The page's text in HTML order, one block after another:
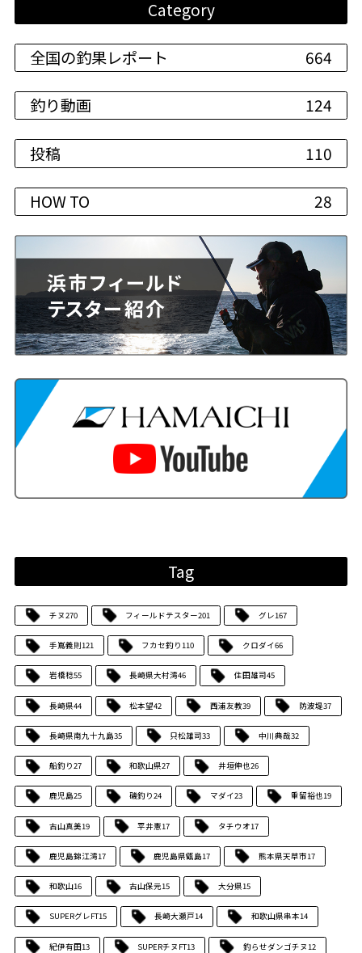
Category
全国の釣果レポート 664
釣り動画 124
投稿 110
HOW TO 28
Tag
チヌ270 フィールドテスター201 グレ167
手嶌義則121 フカセ釣り110 クロダイ66
岩橋稔55 長崎県大村湾46 住田雄司45
長崎県44 松本望42 西浦友教39 防波堤37
長崎県南九十九島35 只松雄司33 中川典哉32
船釣り27 和歌山県27 井垣伸也26
鹿児島25 磯釣り24 マダイ23 重留裕也19
古山真美19 平井憲17 タチウオ17
鹿児島錦江湾17 鹿児島県甑島17 熊本県天草市17
和歌山16 古山保元15 大分県15
SUPERグレFT15 長崎大瀬戸14 和歌山県串本14
紀伊有田13 SUPERチヌFT13 釣らせダンゴチヌ 12